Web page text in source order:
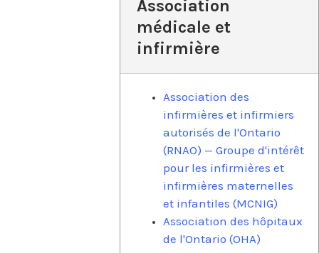
Association
médicale et
infirmière
Association des
infirmières et infirmiers
autorisés de l'Ontario
(RNAO) — Groupe d'intérêt
pour les infirmières et
infirmières maternelles
et infantiles (MCNIG)
Association des hôpitaux
de l'Ontario (OHA)